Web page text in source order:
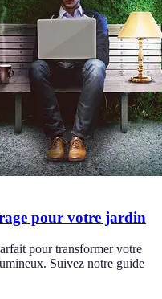
pour votre jardin
pour transformer votre
Suivez notre guide